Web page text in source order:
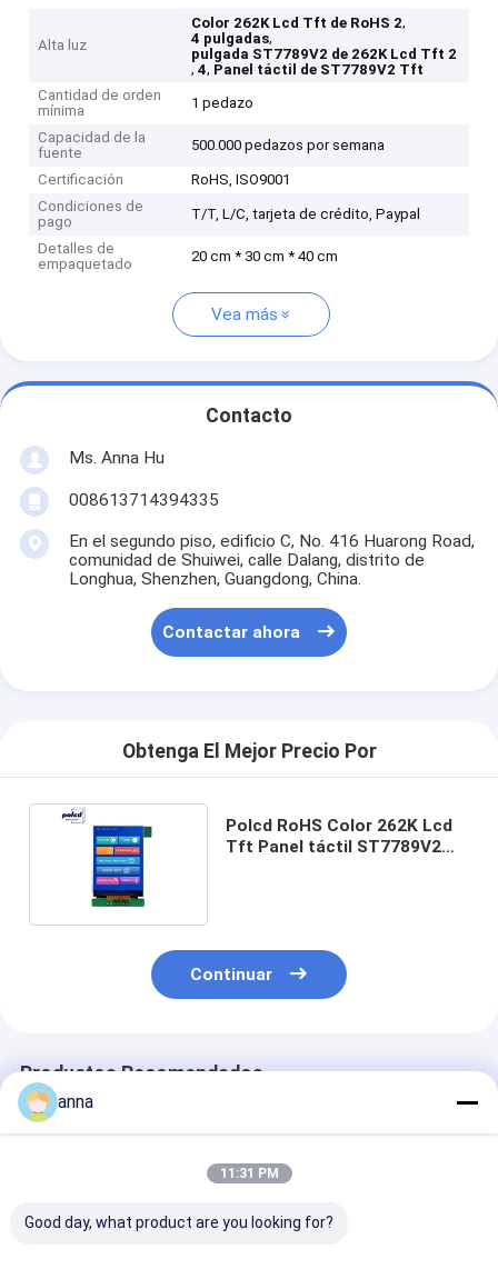
Alta luz
Color 262K Lcd Tft de RoHS 2,
4 pulgadas,
pulgada ST7789V2 de 262K Lcd Tft 2
,4, Panel táctil de ST7789V2 Tft
Cantidad de orden
mínima
1 pedazo
Capacidad de la
fuente
500.000 pedazos por semana
Certificación
RoHS, ISO9001
Condiciones de
pago
T/T, L/C, tarjeta de crédito, Paypal
Detalles de
empaquetado
20 cm * 30 cm * 40 cm
Vea más
Contacto
Ms. Anna Hu
008613714394335
En el segundo piso, edificio C, No. 416 Huarong Road,
comunidad de Shuiwei, calle Dalang, distrito de
Longhua, Shenzhen, Guangdong, China.
Contactar ahora
Obtenga El Mejor Precio Por
Polcd RoHS Color 262K Lcd
Tft Panel táctil ST7789V2
Continuar
Productos Recomendados
anna
11:31 PM
Good day, what product are you looking for?